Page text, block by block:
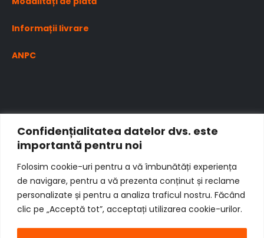
Confidențialitatea datelor dvs. este
importantă pentru noi
Folosim cookie-uri pentru a vă îmbunătăți experiența
de navigare, pentru a vă prezenta conținut și reclame
personalizate și pentru a analiza traficul nostru. Făcând
clic pe „Acceptă tot”, acceptați utilizarea cookie-urilor.
Informații livrare
ANPC